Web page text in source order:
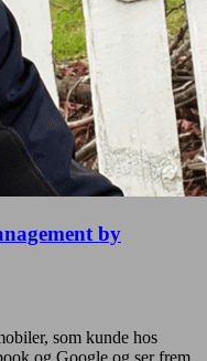
by
som kunde hos